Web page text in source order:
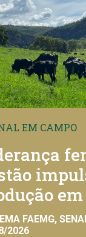
EM CAMPO
FAEMG,
2026